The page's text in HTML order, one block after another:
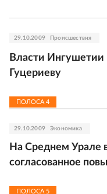
29.10.2009 Происшествия
Власти Ингушетии
Гуцериеву
ПОЛОСА 4
29.10.2009 Экономика
На Среднем Урале
согласованное
ПОЛОСА 5